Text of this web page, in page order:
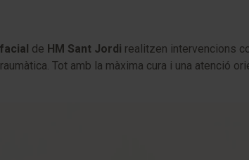
de HM Sant Jordi realitzen intervencions
Tot amb la màxima cura i una atenció